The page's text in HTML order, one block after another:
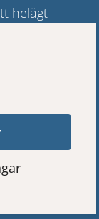
helägt
inom
goda